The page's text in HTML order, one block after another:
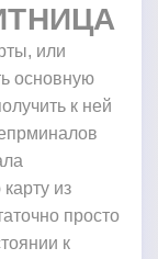
или
основную
к ней
из
просто
к